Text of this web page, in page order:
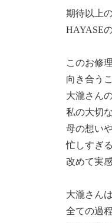
期待以上
HAYASE
このお修
向き合う
大瀧さん
私の大切
母の想い
忙しすぎ
改めて実
大瀧さん
全ての過